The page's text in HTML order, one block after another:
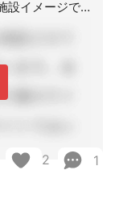
イメージが悪すぎで、虐待研修内容が、施設イメージで学習してますからね。在宅は、家
2 1